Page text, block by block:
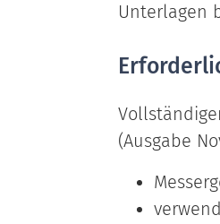
Unterlagen
(Ausgabe